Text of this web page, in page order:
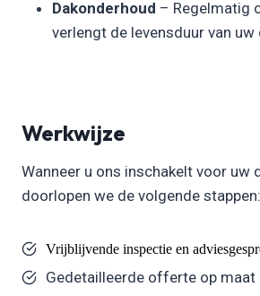
Dakonderhoud – Regelmatig
verlengt de levensduur van uw
Werkwijze
Wanneer u ons inschakelt voor uw
doorlopen we de volgende stappen:
Vrijblijvende inspectie en
Gedetailleerde offerte op maat